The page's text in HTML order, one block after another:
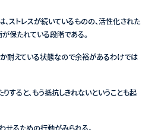
、ストレスが続いているものの、活性化された
保たれている段階である。
耐えている状態なので余裕があるわけでは
すると、もう抵抗しきれないということも起